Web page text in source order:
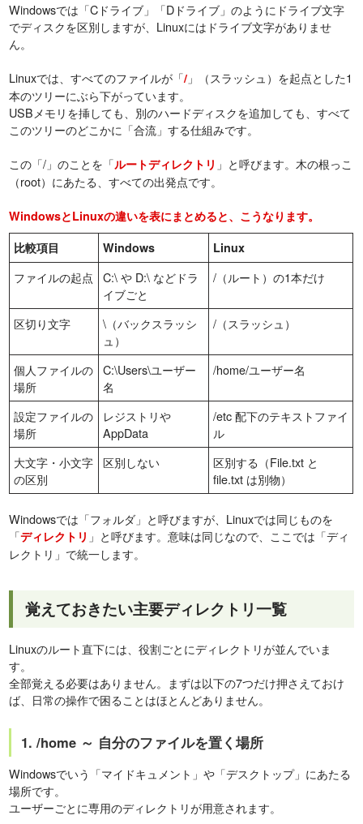
Windowsでは「Cドライブ」「Dドライブ」のようにドライブ文字
でディスクを区別しますが、Linuxにはドライブ文字がありませ
ん。
Linuxでは、すべてのファイルが「/ 」（スラッシュ）を起点とした1
本のツリーにぶら下がっています。
USBメモリを挿しても、別のハードディスクを追加しても、すべて
このツリーのどこかに「合流」する仕組みです。
この「/」のことを「ルートディレクトリ 」と呼びます。木の根っこ
（root）にあたる、すべての出発点です。
WindowsとLinuxの違いを表にまとめると、こうなります。
比較項目
Windows Linux
ファイルの起点
C:\ や D:\ などドラ
イブごと
/（ルート）の1本だけ
区切り文字
\（バックスラッシ
ュ）
/（スラッシュ）
個人ファイルの
場所
C:\Users\ユーザー
名
/home/ユーザー名
設定ファイルの
場所
レジストリや
AppData
/etc 配下のテキストファイ
ル
大文字・小文字
の区別
区別しない
区別する（File.txt と
file.txt は別物）
Windowsでは「フォルダ」と呼びますが、Linuxでは同じものを
「ディレクトリ 」と呼びます。意味は同じなので、ここでは「ディ
レクトリ」で統一します。
覚えておきたい主要ディレクトリ一覧
Linuxのルート直下には、役割ごとにディレクトリが並んでいま
す。
全部覚える必要はありません。まずは以下の7つだけ押さえておけ
ば、日常の操作で困ることはほとんどありません。
1. /home ～ 自分のファイルを置く場所
Windowsでいう「マイドキュメント」や「デスクトップ」にあたる
場所です。
ユーザーごとに専用のディレクトリが用意されます。